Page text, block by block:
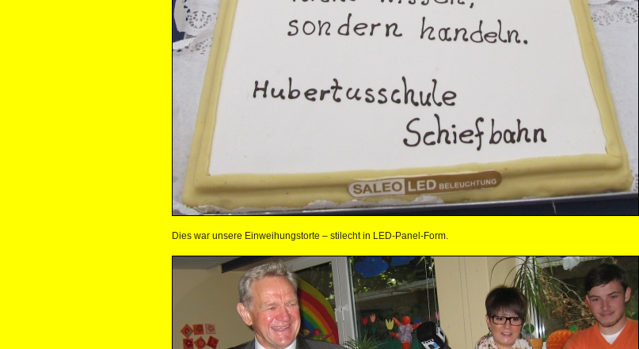
Dies war unsere Einweihungstorte – stilecht in LED-Panel-Form.